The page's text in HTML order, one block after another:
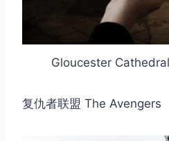
Gloucester
复仇者联盟 The Avengers